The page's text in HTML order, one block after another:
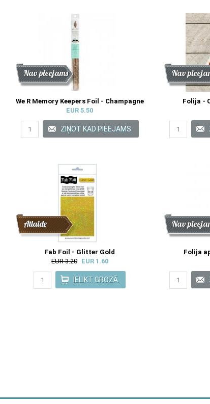
Atlaide
Jaunums
Nav pieejams
We R Memory Keepers Foil - Champagne
EUR 5.50
Atlaide
Jaunums
Nav
Folija -
Atlaide
Fab Foil - Glitter Gold
EUR 3.20
EUR 1.60
Atlaide
Jaunums
Nav
Folija